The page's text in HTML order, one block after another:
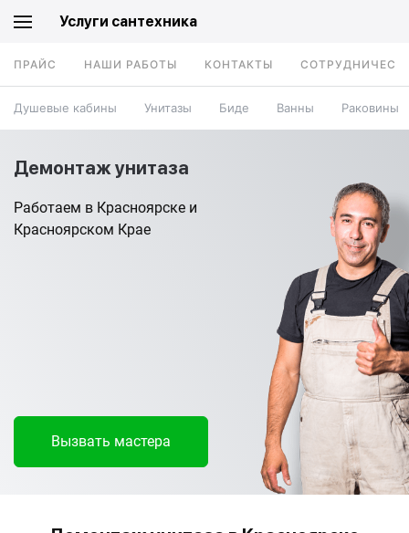
Услуги сантехника
ПРАЙС НАШИ РАБОТЫ КОНТАКТЫ
Душевые кабины Унитазы Биде Ванны Раковины
Демонтаж унитаза
Работаем в Красноярске и
Красноярском Крае
Вызвать мастера